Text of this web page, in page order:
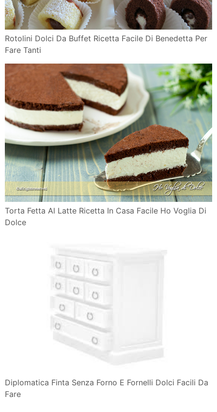
Rotolini Dolci Da Buffet Ricetta Facile Di Benedetta Per
Fare Tanti
Torta Fetta Al Latte Ricetta In Casa Facile Ho Voglia Di
Dolce
Diplomatica Finta Senza Forno E Fornelli Dolci Facili Da
Fare